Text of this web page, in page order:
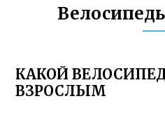
КАКОЙ
ВЗРОСЛЫМ